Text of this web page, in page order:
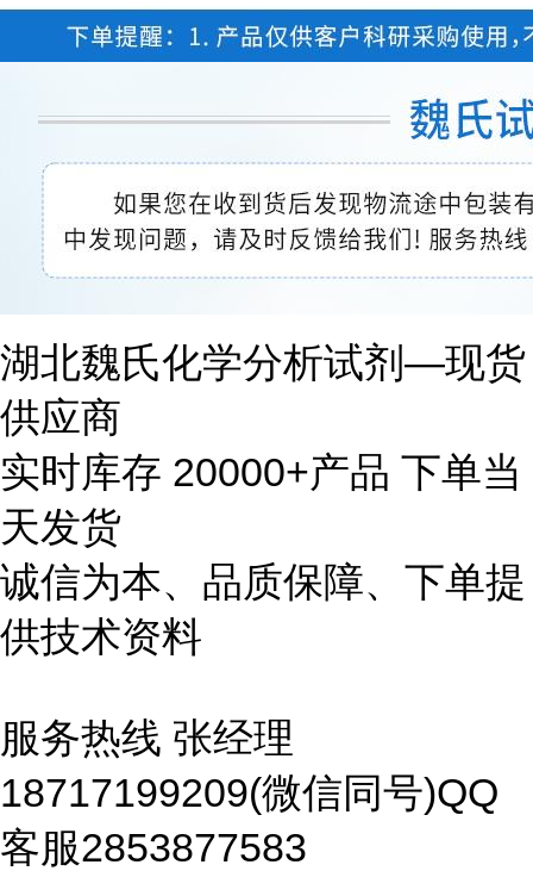
湖北魏氏化学分析试剂—现货
供应商
实时库存 20000+产品 下单当
天发货
诚信为本、品质保障、下单提
供技术资料
服务热线 张经理
18717199209(微信同号)QQ
客服2853877583